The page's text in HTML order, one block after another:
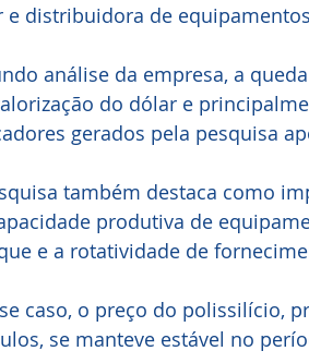
e distribuidora de
análise da empresa, a
do dólar e
gerados pela pesquisa
também destaca como
produtiva de
e a rotatividade de
se manteve estável no